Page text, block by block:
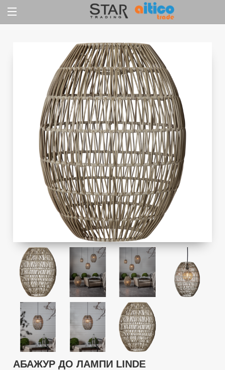
Jump
АБАЖУР ДО ЛАМПИ LINDE